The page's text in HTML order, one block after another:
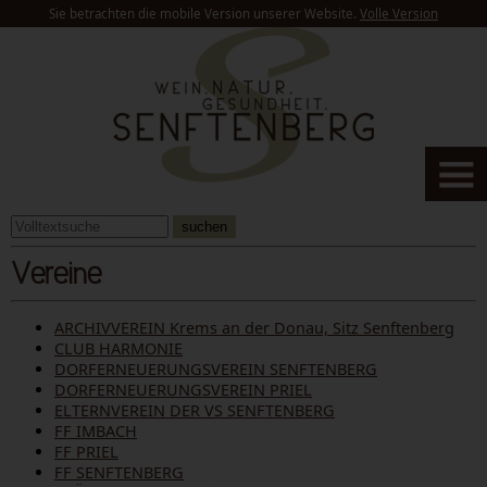
Sie betrachten die mobile Version unserer Website. Volle Version
suchen
Vereine
ARCHIVVEREIN Krems an der Donau, Sitz Senftenberg
CLUB HARMONIE
DORFERNEUERUNGSVEREIN SENFTENBERG
DORFERNEUERUNGSVEREIN PRIEL
ELTERNVEREIN DER VS SENFTENBERG
FF IMBACH
FF PRIEL
FF SENFTENBERG